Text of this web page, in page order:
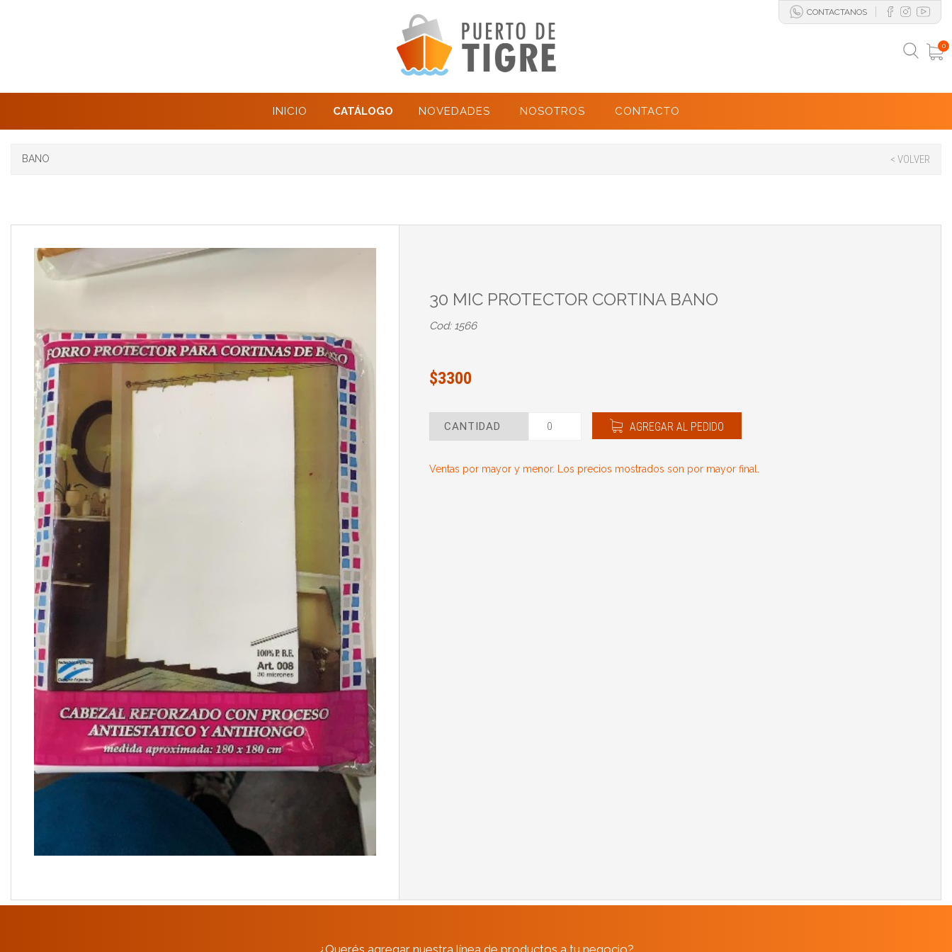
CONTACTANOS
0
INICIO CATÁLOGO NOVEDADES NOSOTROS CONTACTO
BANO < VOLVER
30 MIC PROTECTOR CORTINA BANO
Cod: 1566
$3300
CANTIDAD AGREGAR AL PEDIDO
Ventas por mayor y menor. Los precios mostrados son por mayor final.